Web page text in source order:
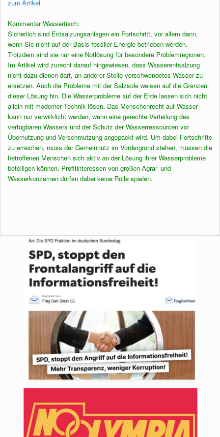
zum Artikel
Kommentar Wassertisch:
Sicherlich sind Entsalzungsanlagen ein Fortschritt, vor allem dann,
wenn Sie nicht auf der Basis fossiler Energie betrieben werden.
Trotzdem sind sie nur eine Notlösung für besondere Problemregionen.
Im Artikel wird zurecht darauf hingewiesen, dass Wasserentsalzung
nicht dazu dienen darf, an anderer Stelle verschwendetes Wasser zu
ersetzen. Auch die Probleme mit der Salzsole weisen auf die Grenzen
dieser Lösung hin. Die Wasserprobleme auf der Erde lassen sich nicht
allein mit moderner Technik lösen. Das Menschenrecht auf Wasser
kann nur verwirklicht werden, wenn eine gerechte Verteilung des
verfügbaren Wassers und der Schutz der Wasserressourcen vor
Übernutzung und Verschmutzung angepackt wird. Um dabei Fortschritte
zu erreichen, muss der Gemeinnutz im Vordergrund stehen, müssen die
betroffenen Menschen sich aktiv an der Lösung ihrer Wasserprobleme
beteiligen können. Profitinteressen von großen Agrar- und
Wasserkonzernen dürfen dabei keine Rolle spielen.